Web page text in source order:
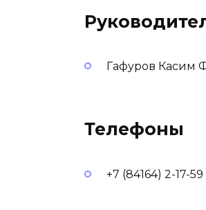
Гафуров Касим
Телефоны
+7 (84164) 2-17-59